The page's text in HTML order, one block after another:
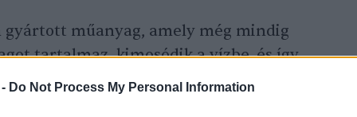
Do Not Process My Personal Information
gyártott műanyag, amely még mindig
tartalmaz, kimosódik a vízbe, és így
vizsgált műanyag-
az óceánban, a legalacsonyabb,